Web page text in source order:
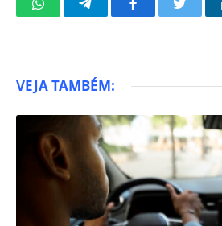
WhatsAppTelegramFacebookTwitter
VEJA TAMBÉM: